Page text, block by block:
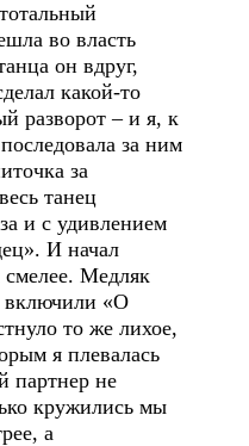
во власть
он вдруг,
какой-то
разворот – и я, к
за ним
за
танец
и с удивлением
И начал
смелее. Медляк
включили «О
то же лихое,
я плевалась
партнер не
кружились мы
а